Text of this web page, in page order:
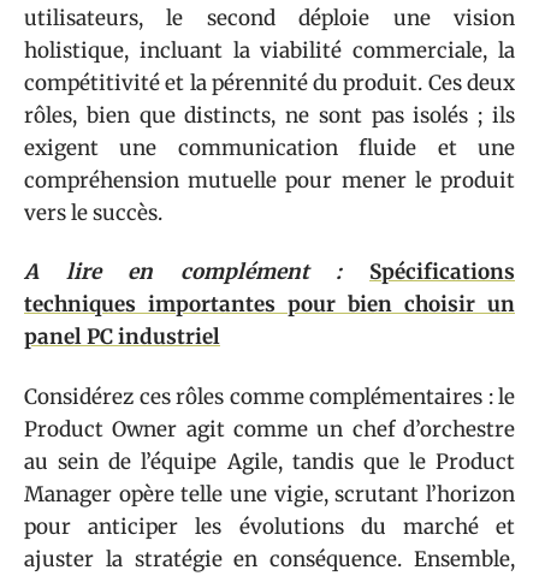
utilisateurs, le second déploie une vision
holistique, incluant la viabilité commerciale, la
compétitivité et la pérennité du produit. Ces deux
rôles, bien que distincts, ne sont pas isolés ; ils
exigent une communication fluide et une
compréhension mutuelle pour mener le produit
vers le succès.
A lire en complément :
Spécifications
techniques importantes pour bien choisir un
panel PC industriel
Considérez ces rôles comme complémentaires : le
Product Owner agit comme un chef d’orchestre
au sein de l’équipe Agile, tandis que le Product
Manager opère telle une vigie, scrutant l’horizon
pour anticiper les évolutions du marché et
ajuster la stratégie en conséquence. Ensemble,